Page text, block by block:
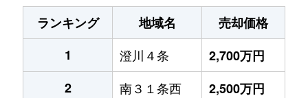
ランキング
地域名
売却価格
1
澄川４条
2,700万円
2
南３１条西
2,500万円